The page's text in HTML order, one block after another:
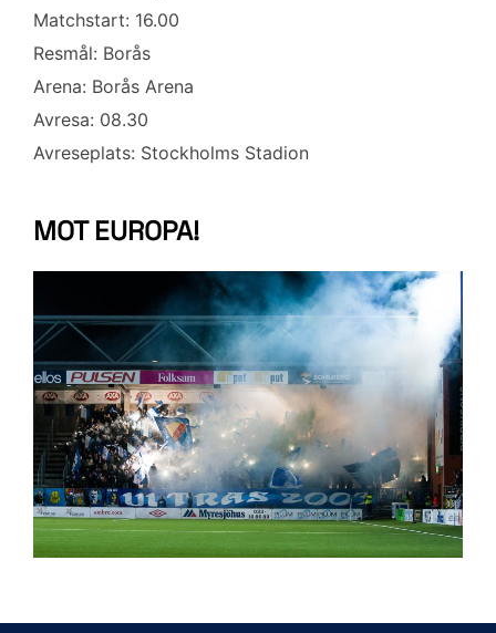
Matchstart: 16.00
Resmål: Borås
Arena: Borås Arena
Avresa: 08.30
Avreseplats: Stockholms Stadion
MOT EUROPA!